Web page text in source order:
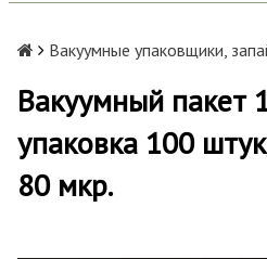
Вакуумные упаковщики,
Вакуумный пакет
упаковка 100
80 мкр.